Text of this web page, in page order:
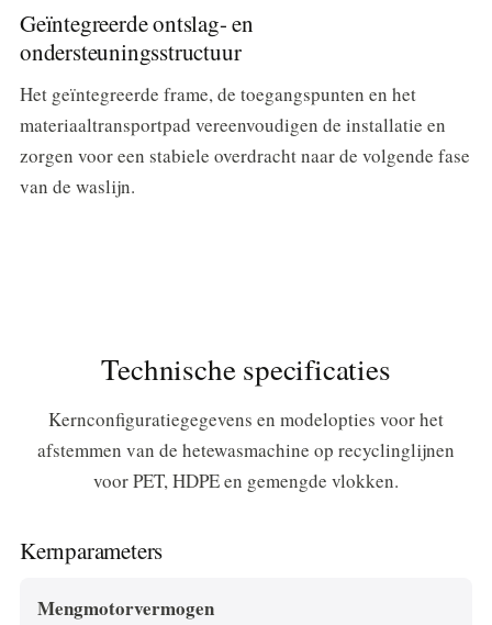
Geïntegreerde ontslag- en
ondersteuningsstructuur
Het geïntegreerde frame, de toegangspunten en het
materiaaltransportpad vereenvoudigen de installatie en
zorgen voor een stabiele overdracht naar de volgende fase
van de waslijn.
Technische specificaties
Kernconfiguratiegegevens en modelopties voor het
afstemmen van de hetewasmachine op recyclinglijnen
voor PET, HDPE en gemengde vlokken.
Kernparameters
Mengmotorvermogen